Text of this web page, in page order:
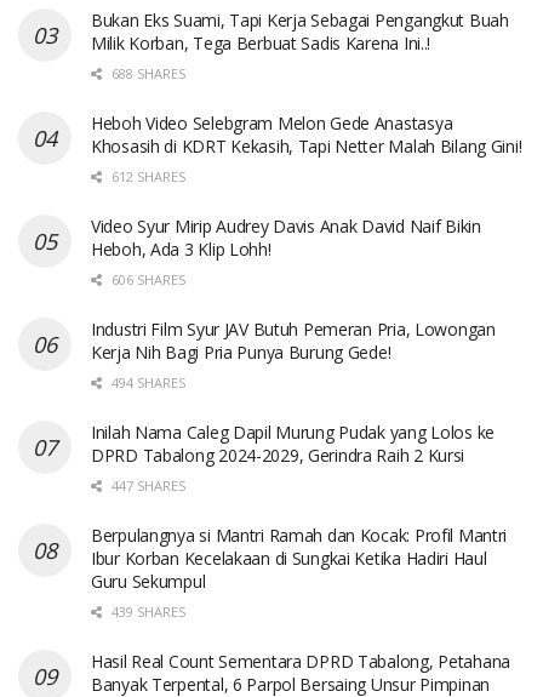
Bukan Eks Suami, Tapi Kerja Sebagai Pengangkut Buah
Milik Korban, Tega Berbuat Sadis Karena Ini..!
688 SHARES
Heboh Video Selebgram Melon Gede Anastasya
Khosasih di KDRT Kekasih, Tapi Netter Malah Bilang Gini!
612 SHARES
Video Syur Mirip Audrey Davis Anak David Naif Bikin
Heboh, Ada 3 Klip Lohh!
606 SHARES
Industri Film Syur JAV Butuh Pemeran Pria, Lowongan
Kerja Nih Bagi Pria Punya Burung Gede!
494 SHARES
Inilah Nama Caleg Dapil Murung Pudak yang Lolos ke
DPRD Tabalong 2024-2029, Gerindra Raih 2 Kursi
447 SHARES
Berpulangnya si Mantri Ramah dan Kocak: Profil Mantri
Ibur Korban Kecelakaan di Sungkai Ketika Hadiri Haul
Guru Sekumpul
439 SHARES
Hasil Real Count Sementara DPRD Tabalong, Petahana
Banyak Terpental, 6 Parpol Bersaing Unsur Pimpinan